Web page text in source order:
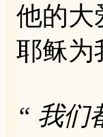
他的大
耶稣为
“ 我们